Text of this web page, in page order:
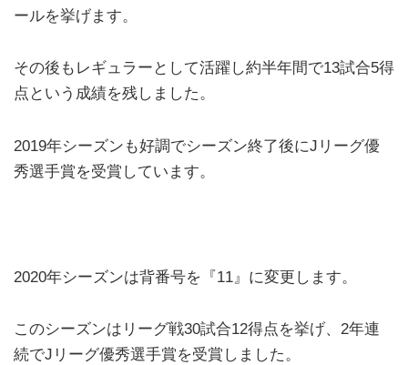
ールを挙げます。
その後もレギュラーとして活躍し約半年間で13試合5得
点という成績を残しました。
2019年シーズンも好調でシーズン終了後にJリーグ優
秀選手賞を受賞しています。
2020年シーズンは背番号を『11』に変更します。
このシーズンはリーグ戦30試合12得点を挙げ、2年連
続でJリーグ優秀選手賞を受賞しました。